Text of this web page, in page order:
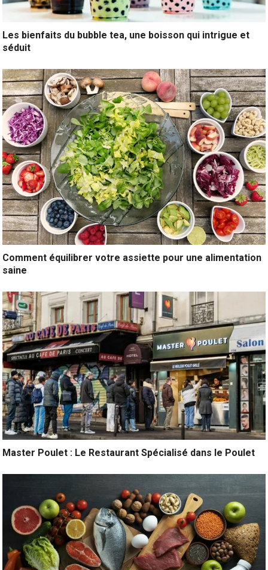
Les bienfaits du bubble tea, une boisson qui intrigue et
séduit
Comment équilibrer votre assiette pour une alimentation
saine
Master Poulet : Le Restaurant Spécialisé dans le Poulet